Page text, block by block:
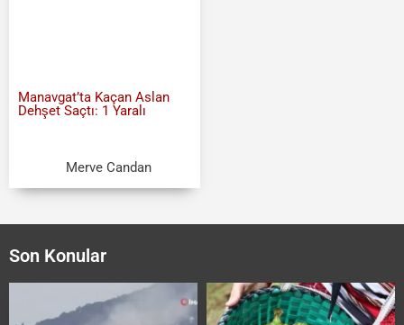
Manavgat’ta Kaçan Aslan
Dehşet Saçtı: 1 Yaralı
Merve Candan
Son Konular